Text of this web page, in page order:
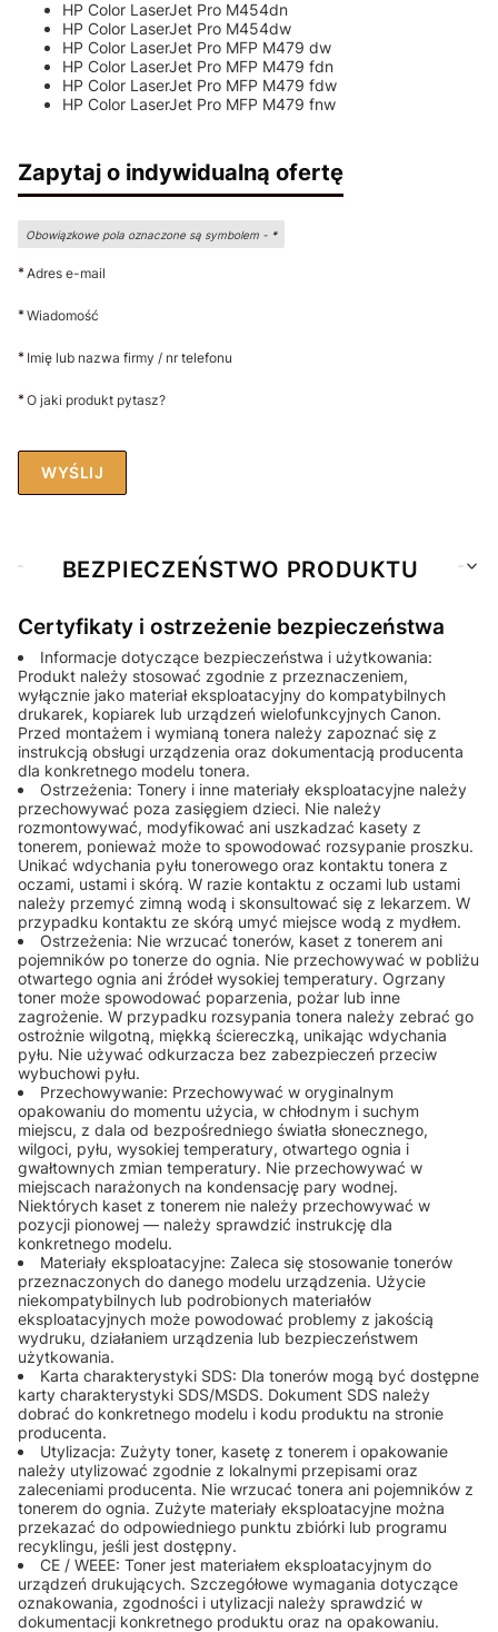
HP Color LaserJet Pro M454dn
HP Color LaserJet Pro M454dw
HP Color LaserJet Pro MFP M479 dw
HP Color LaserJet Pro MFP M479 fdn
HP Color LaserJet Pro MFP M479 fdw
HP Color LaserJet Pro MFP M479 fnw
Zapytaj o indywidualną ofertę
Obowiązkowe pola oznaczone są symbolem - *
*Adres e-mail
*Wiadomość
* Imię lub nazwa firmy / nr telefonu
*O jaki produkt pytasz?
WYŚLIJ
BEZPIECZEŃSTWO PRODUKTU
Certyfikaty i ostrzeżenie bezpieczeństwa
Informacje dotyczące bezpieczeństwa i użytkowania:
Produkt należy stosować zgodnie z przeznaczeniem,
wyłącznie jako materiał eksploatacyjny do kompatybilnych
drukarek, kopiarek lub urządzeń wielofunkcyjnych Canon.
Przed montażem i wymianą tonera należy zapoznać się z
instrukcją obsługi urządzenia oraz dokumentacją producenta
dla konkretnego modelu tonera.
Ostrzeżenia: Tonery i inne materiały eksploatacyjne należy
przechowywać poza zasięgiem dzieci. Nie należy
rozmontowywać, modyfikować ani uszkadzać kasety z
tonerem, ponieważ może to spowodować rozsypanie proszku.
Unikać wdychania pyłu tonerowego oraz kontaktu tonera z
oczami, ustami i skórą. W razie kontaktu z oczami lub ustami
należy przemyć zimną wodą i skonsultować się z lekarzem. W
przypadku kontaktu ze skórą umyć miejsce wodą z mydłem.
Ostrzeżenia: Nie wrzucać tonerów, kaset z tonerem ani
pojemników po tonerze do ognia. Nie przechowywać w pobliżu
otwartego ognia ani źródeł wysokiej temperatury. Ogrzany
toner może spowodować poparzenia, pożar lub inne
zagrożenie. W przypadku rozsypania tonera należy zebrać go
ostrożnie wilgotną, miękką ściereczką, unikając wdychania
pyłu. Nie używać odkurzacza bez zabezpieczeń przeciw
wybuchowi pyłu.
Przechowywanie: Przechowywać w oryginalnym
opakowaniu do momentu użycia, w chłodnym i suchym
miejscu, z dala od bezpośredniego światła słonecznego,
wilgoci, pyłu, wysokiej temperatury, otwartego ognia i
gwałtownych zmian temperatury. Nie przechowywać w
miejscach narażonych na kondensację pary wodnej.
Niektórych kaset z tonerem nie należy przechowywać w
pozycji pionowej — należy sprawdzić instrukcję dla
konkretnego modelu.
Materiały eksploatacyjne: Zaleca się stosowanie tonerów
przeznaczonych do danego modelu urządzenia. Użycie
niekompatybilnych lub podrobionych materiałów
eksploatacyjnych może powodować problemy z jakością
wydruku, działaniem urządzenia lub bezpieczeństwem
użytkowania.
Karta charakterystyki SDS: Dla tonerów mogą być dostępne
karty charakterystyki SDS/MSDS. Dokument SDS należy
dobrać do konkretnego modelu i kodu produktu na stronie
producenta.
Utylizacja: Zużyty toner, kasetę z tonerem i opakowanie
należy utylizować zgodnie z lokalnymi przepisami oraz
zaleceniami producenta. Nie wrzucać tonera ani pojemników z
tonerem do ognia. Zużyte materiały eksploatacyjne można
przekazać do odpowiedniego punktu zbiórki lub programu
recyklingu, jeśli jest dostępny.
CE / WEEE: Toner jest materiałem eksploatacyjnym do
urządzeń drukujących. Szczegółowe wymagania dotyczące
oznakowania, zgodności i utylizacji należy sprawdzić w
dokumentacji konkretnego produktu oraz na opakowaniu.